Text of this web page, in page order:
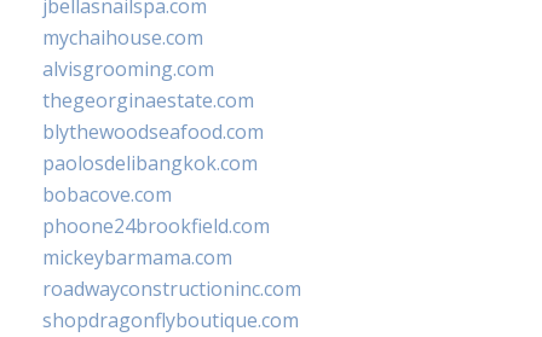
jbellasnailspa.com
mychaihouse.com
alvisgrooming.com
thegeorginaestate.com
blythewoodseafood.com
paolosdelibangkok.com
bobacove.com
phoone24brookfield.com
mickeybarmama.com
roadwayconstructioninc.com
shopdragonflyboutique.com